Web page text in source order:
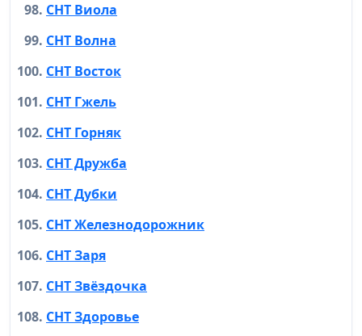
СНТ Виола
СНТ Волна
СНТ Восток
СНТ Гжель
СНТ Горняк
СНТ Дружба
СНТ Дубки
СНТ Железнодорожник
СНТ Заря
СНТ Звёздочка
СНТ Здоровье